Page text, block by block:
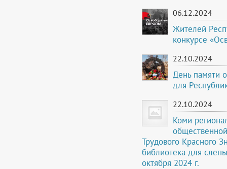
06.12.2024
Жителей
конкурсе
22.10.2024
День памяти
для
22.10.2024
Коми
Трудового Красного
библиотека для
октября 2024 г.